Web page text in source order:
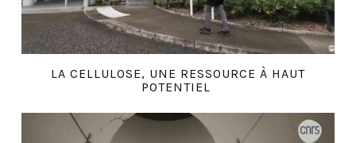
LA CELLULOSE, UNE RESSOURCE À HAUT
POTENTIEL